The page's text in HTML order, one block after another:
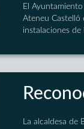
El
Ateneu Castelló
instalaciones
La alcaldesa de